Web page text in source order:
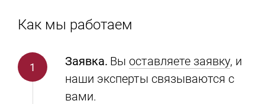
Как мы работаем
Заявка. Вы оставляете заявку, и
наши эксперты связываются с
вами.